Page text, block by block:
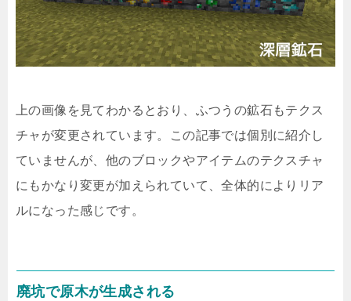
上の画像を見てわかるとおり、ふつうの鉱石もテクス
チャが変更されています。この記事では個別に紹介し
ていませんが、他のブロックやアイテムのテクスチャ
にもかなり変更が加えられていて、全体的によりリア
ルになった感じです。
廃坑で原木が生成される